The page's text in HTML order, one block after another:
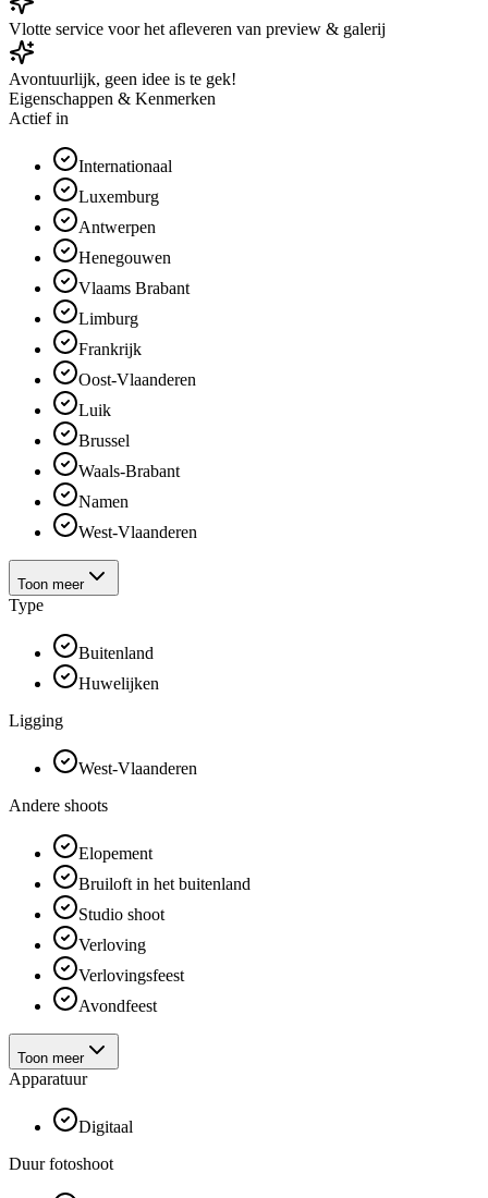
Vlotte service voor het afleveren van preview & galerij
Avontuurlijk, geen idee is te gek!
Eigenschappen & Kenmerken
Actief in
Internationaal
Luxemburg
Antwerpen
Henegouwen
Vlaams Brabant
Limburg
Frankrijk
Oost-Vlaanderen
Luik
Brussel
Waals-Brabant
Namen
West-Vlaanderen
Toon meer
Type
Buitenland
Huwelijken
Ligging
West-Vlaanderen
Andere shoots
Elopement
Bruiloft in het buitenland
Studio shoot
Verloving
Verlovingsfeest
Avondfeest
Toon meer
Apparatuur
Digitaal
Duur fotoshoot